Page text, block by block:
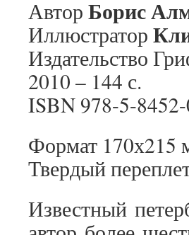
Автор Борис
Иллюстратор
Издательство
2010 – 144 с.
ISBN 978-5-
Формат 170х215
Твердый
Известный